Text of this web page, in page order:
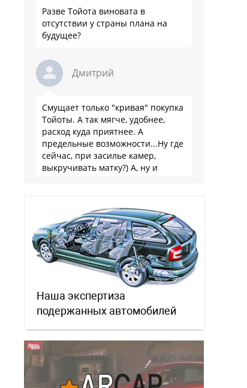
Разве Тойота виновата в
отсутствии у страны плана на
будущее?
Дмитрий
Смущает только "кривая" покупка
Тойоты. А так мягче, удобнее,
расход куда приятнее. А
предельные возможности...Ну где
сейчас, при засилье камер,
выкручивать матку?) А, ну и
Наша экспертиза
подержанных автомобилей